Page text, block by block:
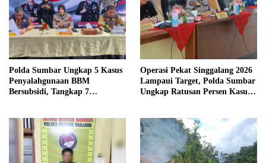
Polda Sumbar Ungkap 5 Kasus
Penyalahgunaan BBM
Bersubsidi, Tangkap 7
Operasi Pekat Singgalang 2026
Lampaui Target, Polda Sumbar
Ungkap Ratusan Persen Kasus